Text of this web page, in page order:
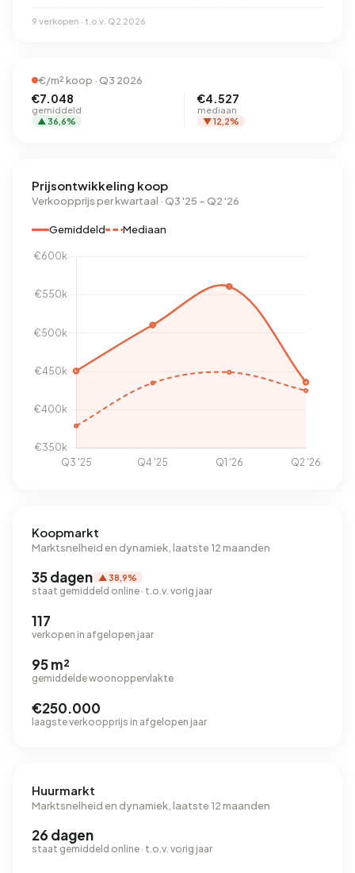
9 verkopen · t.o.v. Q2 2026
€/m² koop · Q3 2026
€7.048
gemiddeld
▲ 36,6%
€4.527
mediaan
▼ 12,2%
Prijsontwikkeling koop
Verkoopprijs per kwartaal · Q3 '25 – Q2 '26
Gemiddeld Mediaan
Koopmarkt
Marktsnelheid en dynamiek, laatste 12 maanden
35 dagen ▲ 38,9%
staat gemiddeld online · t.o.v. vorig jaar
117
verkopen in afgelopen jaar
95 m²
gemiddelde woonoppervlakte
€250.000
laagste verkoopprijs in afgelopen jaar
Huurmarkt
Marktsnelheid en dynamiek, laatste 12 maanden
26 dagen
staat gemiddeld online · t.o.v. vorig jaar